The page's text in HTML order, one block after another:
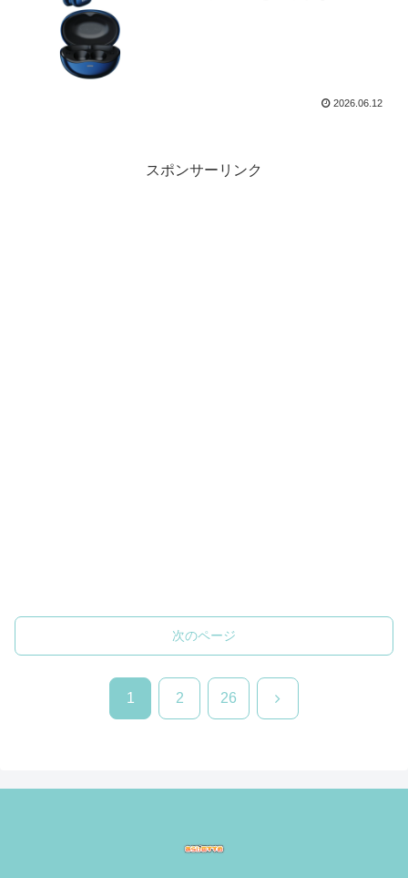
2026.06.12
スポンサーリンク
次のページ
1 2 26 次